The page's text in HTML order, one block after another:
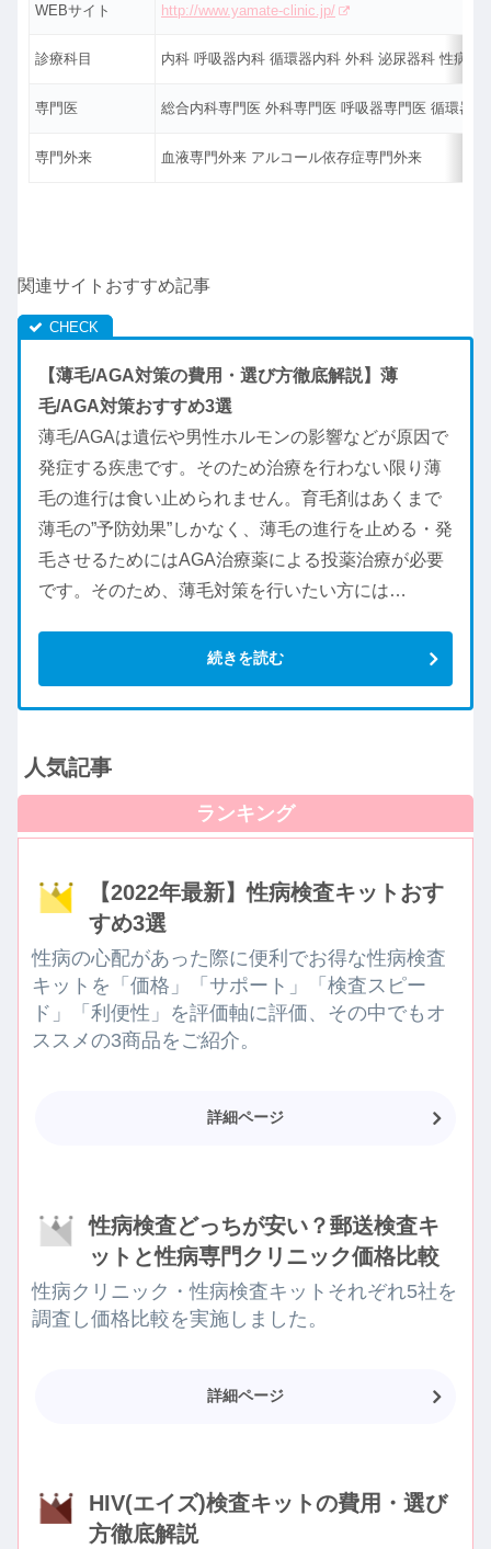
WEBサイト http://www.yamate-clinic.jp/
診療科目 内科 呼吸器内科 循環器内科 外科 泌尿器科 性病科
専門医 総合内科専門医 外科専門医 呼吸器専門医 循環器
専門外来 血液専門外来 アルコール依存症専門外来
関連サイトおすすめ記事
【薄毛/AGA対策の費用・選び方徹底解説】薄
毛/AGA対策おすすめ3選
薄毛/AGAは遺伝や男性ホルモンの影響などが原因で
発症する疾患です。そのため治療を行わない限り薄
毛の進行は食い止められません。育毛剤はあくまで
薄毛の”予防効果”しかなく、薄毛の進行を止める・発
毛させるためにはAGA治療薬による投薬治療が必要
です。そのため、薄毛対策を行いたい方には…
続きを読む
人気記事
【2022年最新】性病検査キットおす
すめ3選
性病の心配があった際に便利でお得な性病検査
キットを「価格」「サポート」「検査スピー
ド」「利便性」を評価軸に評価、その中でもオ
ススメの3商品をご紹介。
詳細ページ
性病検査どっちが安い？郵送検査キ
ットと性病専門クリニック価格比較
性病クリニック・性病検査キットそれぞれ5社を
調査し価格比較を実施しました。
詳細ページ
HIV(エイズ)検査キットの費用・選び
方徹底解説